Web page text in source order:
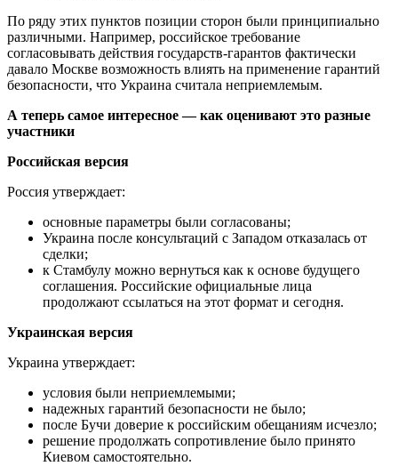
По ряду этих пунктов позиции сторон были принципиально
различными. Например, российское требование
согласовывать действия государств-гарантов фактически
давало Москве возможность влиять на применение гарантий
безопасности, что Украина считала неприемлемым.
А теперь самое интересное — как оценивают это разные
участники
Российская версия
Россия утверждает:
основные параметры были согласованы;
Украина после консультаций с Западом отказалась от
сделки;
к Стамбулу можно вернуться как к основе будущего
соглашения. Российские официальные лица
продолжают ссылаться на этот формат и сегодня.
Украинская версия
Украина утверждает:
условия были неприемлемыми;
надежных гарантий безопасности не было;
после Бучи доверие к российским обещаниям исчезло;
решение продолжать сопротивление было принято
Киевом самостоятельно.